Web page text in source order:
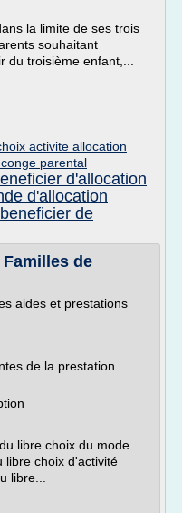
la limite de ses trois
souhaitant
du troisième enfant,...
activite allocation
parental
d'allocation
d'allocation
de
de
aides et prestations
de la prestation
libre choix du mode
libre choix d'activité
libre...